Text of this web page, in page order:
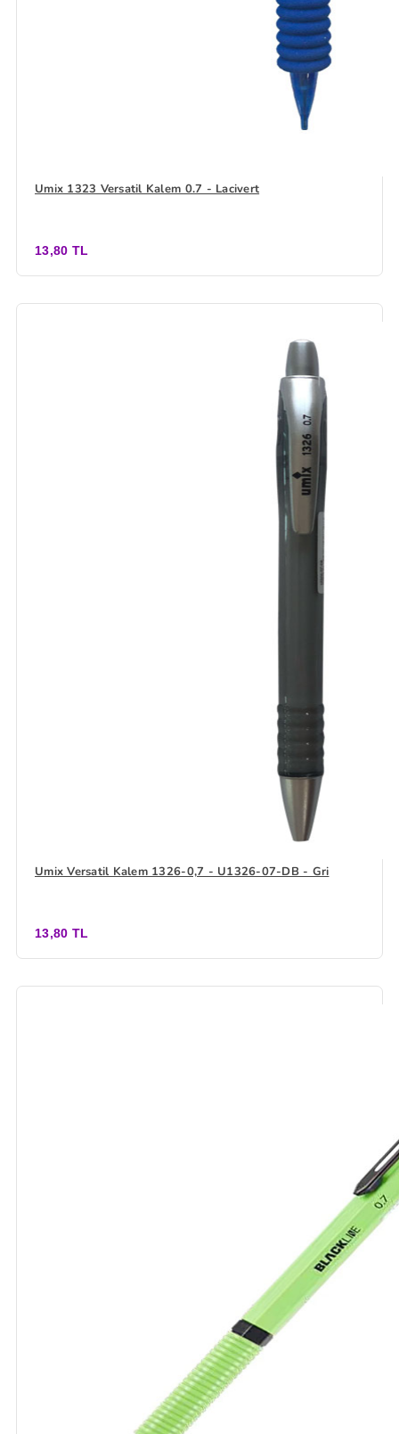
Umix 1323 Versatil Kalem 0.7 - Lacivert
13,80 TL
Umix Versatil Kalem 1326-0,7 - U1326-07-DB - Gri
13,80 TL